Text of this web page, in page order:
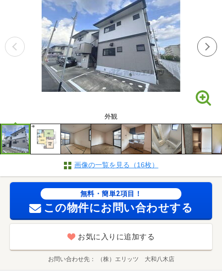
外観
画像の一覧を見る（16枚）
無料・簡単2項目！
この物件にお問い合わせする
お気に入りに追加する
お問い合わせ先 （株）エリッツ 大和八木店